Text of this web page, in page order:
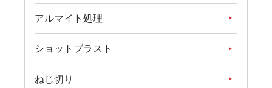
アルマイト処理
ショットブラスト
ねじ切り